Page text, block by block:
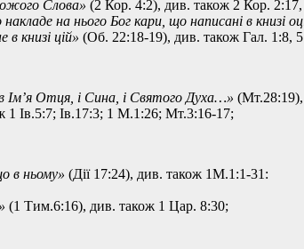
Слова» (2 Кор. 4:2), див. також 2 Кор.
на нього Бог кари, що написані в книзі
книзі цій» (Об. 22:18-19), див. також Гал. 1:8,
Ім’я Отця, і Сина, і Святого Духа…» (Мт.28:19),
1 Ів.5:7; Ів.17:3; 1 М.1:26; Мт.3:16-17;
в ньому» (Дії 17:24), див. також 1М.1:1-31:
(1 Тим.6:16), див. також 1 Цар. 8:30;